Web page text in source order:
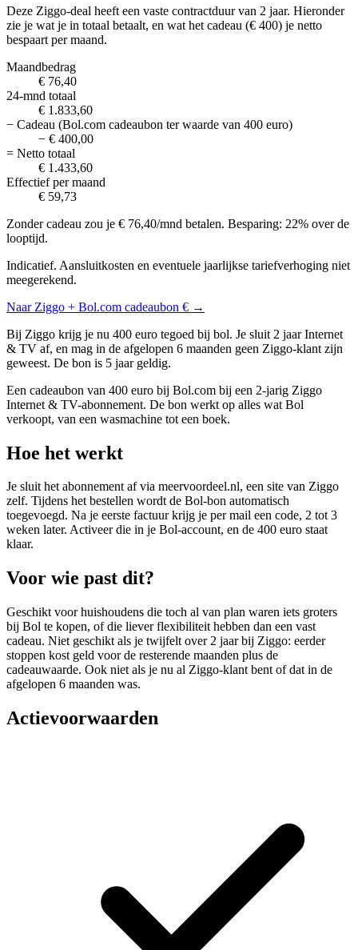
Deze Ziggo-deal heeft een vaste contractduur van 2 jaar. Hieronder
zie je wat je in totaal betaalt, en wat het cadeau (€ 400) je netto
bespaart per maand.
Maandbedrag
€ 76,40
24-mnd totaal
€ 1.833,60
− Cadeau (Bol.com cadeaubon ter waarde van 400 euro)
− € 400,00
= Netto totaal
€ 1.433,60
Effectief per maand
€ 59,73
Zonder cadeau zou je € 76,40/mnd betalen. Besparing: 22% over de
looptijd.
Indicatief. Aansluitkosten en eventuele jaarlijkse tariefverhoging niet
meegerekend.
Naar Ziggo + Bol.com cadeaubon € →
Bij Ziggo krijg je nu 400 euro tegoed bij bol. Je sluit 2 jaar Internet
& TV af, en mag in de afgelopen 6 maanden geen Ziggo-klant zijn
geweest. De bon is 5 jaar geldig.
Een cadeaubon van 400 euro bij Bol.com bij een 2-jarig Ziggo
Internet & TV-abonnement. De bon werkt op alles wat Bol
verkoopt, van een wasmachine tot een boek.
Hoe het werkt
Je sluit het abonnement af via meervoordeel.nl, een site van Ziggo
zelf. Tijdens het bestellen wordt de Bol-bon automatisch
toegevoegd. Na je eerste factuur krijg je per mail een code, 2 tot 3
weken later. Activeer die in je Bol-account, en de 400 euro staat
klaar.
Voor wie past dit?
Geschikt voor huishoudens die toch al van plan waren iets groters
bij Bol te kopen, of die liever flexibiliteit hebben dan een vast
cadeau. Niet geschikt als je twijfelt over 2 jaar bij Ziggo: eerder
stoppen kost geld voor de resterende maanden plus de
cadeauwaarde. Ook niet als je nu al Ziggo-klant bent of dat in de
afgelopen 6 maanden was.
Actievoorwaarden